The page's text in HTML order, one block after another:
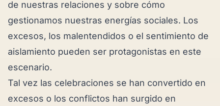
de nuestras relaciones y sobre cómo
gestionamos nuestras energías sociales. Los
excesos, los malentendidos o el sentimiento de
aislamiento pueden ser protagonistas en este
escenario.
Tal vez las celebraciones se han convertido en
excesos o los conflictos han surgido en